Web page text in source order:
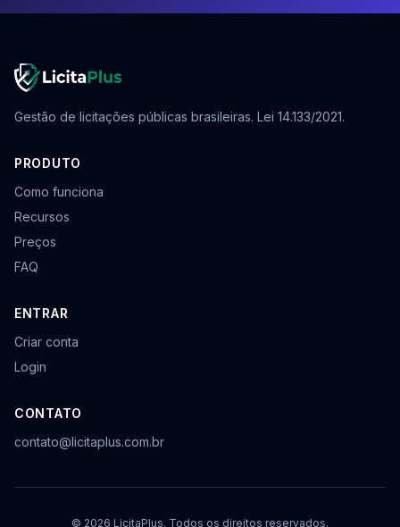
Gestão de licitações públicas brasileiras. Lei 14.133/2021.
PRODUTO
Como funciona
Recursos
Preços
FAQ
ENTRAR
Criar conta
Login
CONTATO
contato@licitaplus.com.br
© 2026 LicitaPlus. Todos os direitos reservados.